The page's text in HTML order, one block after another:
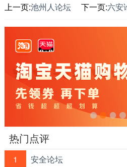
上一页:池州人论坛 下一页:六安
热门点评
1 安全论坛